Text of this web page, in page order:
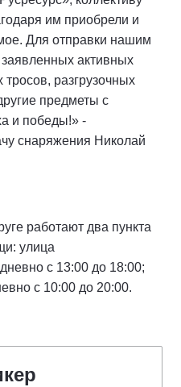
им приобрели и
Для отправки нашим
активных
разгрузочных
предметы с
и победы!» -
снаряжения Николай
работают два пункта
улица
с 13:00 до 18:00;
с 10:00 до 20:00.